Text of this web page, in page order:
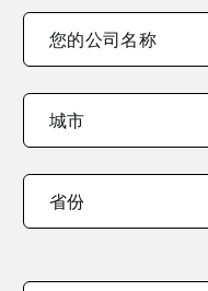
您的公司名称
您
司
城市
省份